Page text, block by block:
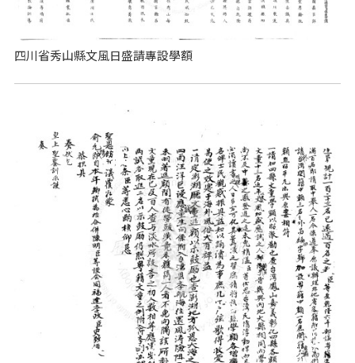
四川省秀山縣文風日盛請專設學額